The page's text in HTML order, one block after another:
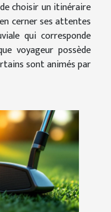
choisir un itinéraire
cerner ses attentes
qui corresponde
voyageur possède
sont animés par